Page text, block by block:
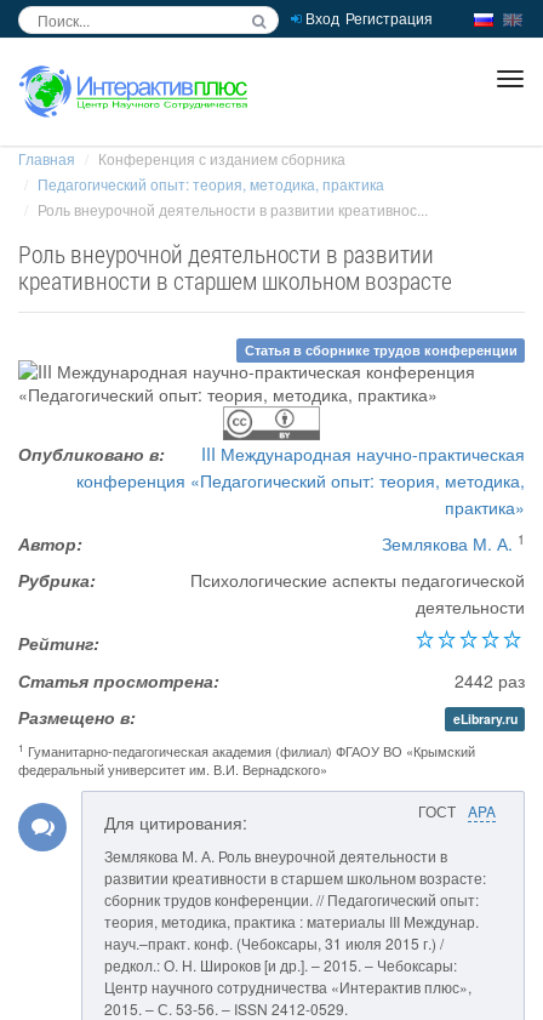
Вход Регистрация
Главная
Конференция с изданием сборника
Педагогический опыт: теория, методика, практика
Роль внеурочной деятельности в развитии креативнос...
Роль внеурочной деятельности в развитии
креативности в старшем школьном возрасте
Статья в сборнике трудов конференции
Опубликовано в:
III Международная научно-практическая
конференция «Педагогический опыт: теория, методика,
практика»
Автор:
Землякова М. А. 1
Рубрика:
Психологические аспекты педагогической
деятельности
Рейтинг:
Статья просмотрена:
2442 раз
Размещено в:
eLibrary.ru
1 Гуманитарно-педагогическая академия (филиал) ФГАОУ ВО «Крымский
федеральный университет им. В.И. Вернадского»
ГОСТ APA
Для цитирования:
Землякова М. А. Роль внеурочной деятельности в
развитии креативности в старшем школьном возрасте:
сборник трудов конференции. // Педагогический опыт:
теория, методика, практика : материалы III Междунар.
науч.–практ. конф. (Чебоксары, 31 июля 2015 г.) /
редкол.: О. Н. Широков [и др.]. – 2015. – Чебоксары:
Центр научного сотрудничества «Интерактив плюс»,
2015. – С. 53-56. – ISSN 2412-0529.